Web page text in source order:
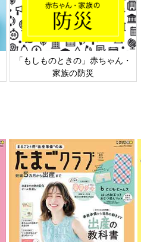
六星占術 細木かおりさんの人生
相談